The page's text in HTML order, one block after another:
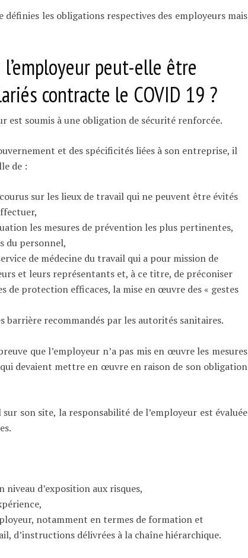
définies les obligations respectives des employeurs mais
peut-elle être
contracte le COVID 19 ?
est soumis à une obligation de sécurité renforcée.
et des spécificités liées à son entreprise, il
de :
sur les lieux de travail qui ne peuvent être évités
les mesures de prévention les plus pertinentes,
du personnel,
de médecine du travail qui a pour mission de
et leurs représentants et, à ce titre, de préconiser
protection efficaces, la mise en œuvre des « gestes
barrière recommandés par les autorités sanitaires.
que l’employeur n’a pas mis en œuvre les mesures
devaient mettre en œuvre en raison de son obligation
son site, la responsabilité de l’employeur est évaluée
d’exposition aux risques,
notamment en termes de formation et
d’instructions délivrées à la chaîne hiérarchique.